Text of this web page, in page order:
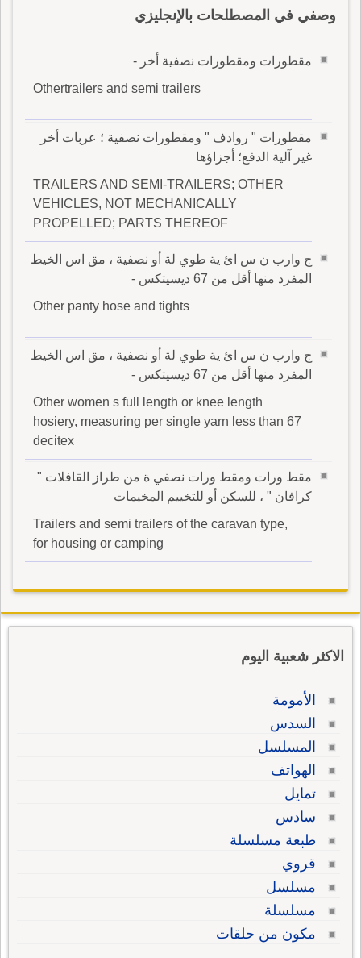
وصفي في المصطلحات بالإنجليزي
مقطورات ومقطورات نصفية أخر -
Othertrailers and semi trailers
مقطورات " روادف " ومقطورات نصفية ؛ عربات أخر
غير آلية الدفع؛ أجزاؤها
TRAILERS AND SEMI-TRAILERS; OTHER
VEHICLES, NOT MECHANICALLY
PROPELLED; PARTS THEREOF
ج وارب ن س ائ ية طوي لة أو نصفية ، مق اس الخيط
المفرد منها أقل من 67 ديسيتكس -
Other panty hose and tights
ج وارب ن س ائ ية طوي لة أو نصفية ، مق اس الخيط
المفرد منها أقل من 67 ديسيتكس -
Other women s full length or knee length
hosiery, measuring per single yarn less than 67
decitex
مقط ورات ومقط ورات نصفي ة من طراز القافلات "
كرافان " ، للسكن أو للتخييم المخيمات
Trailers and semi trailers of the caravan type,
for housing or camping
الاكثر شعبية اليوم
الأمومة
السدس
المسلسل
الهواتف
تمايل
سادس
طبعة مسلسلة
قروي
مسلسل
مسلسلة
مكون من حلقات